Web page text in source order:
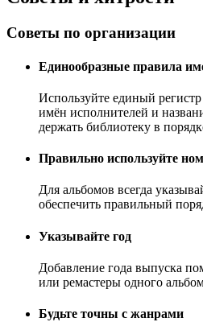
Советы по организации
Единообразные правила
Используйте единый
имён исполнителей и
держать библиотеку в
Правильно используйте
Для альбомов всегда
обеспечить правильный
Указывайте год
Добавление года выпуска
или ремастеры одного
Будьте точны с жанрами